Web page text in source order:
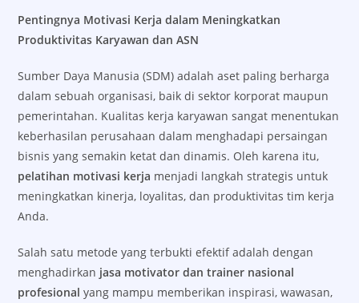
Pentingnya Motivasi Kerja dalam Meningkatkan
Produktivitas Karyawan dan ASN
Sumber Daya Manusia (SDM) adalah aset paling berharga
dalam sebuah organisasi, baik di sektor korporat maupun
pemerintahan. Kualitas kerja karyawan sangat menentukan
keberhasilan perusahaan dalam menghadapi persaingan
bisnis yang semakin ketat dan dinamis. Oleh karena itu,
pelatihan motivasi kerja menjadi langkah strategis untuk
meningkatkan kinerja, loyalitas, dan produktivitas tim kerja
Anda.
Salah satu metode yang terbukti efektif adalah dengan
menghadirkan jasa motivator dan trainer nasional
profesional yang mampu memberikan inspirasi, wawasan,